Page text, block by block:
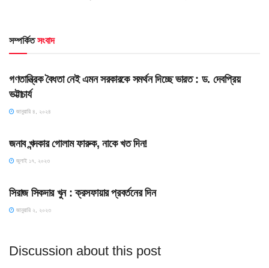
সম্পর্কিতসংবাদ
HOME POST
গণতান্ত্রিক বৈধতা নেই এমন সরকারকে সমর্থন দিচ্ছে ভারত : ড. দেবপ্রিয়
ভট্টাচার্য
জানুয়ারি ৪, ২০২৪
জনাব খন্দকার গোলাম ফারুক, নাকে খত দিন!
জুলাই ১৭, ২০২৩
সিরাজ সিকদার খুন : ক্রসফায়ার প্রবর্তনের দিন
জানুয়ারি ২, ২০২৩
Discussion about this post